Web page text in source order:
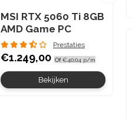
MSI RTX 5060 Ti 8GB
AMD Game PC
Prestaties
€1.249,00 Of€40,04 p/m
Bekijken